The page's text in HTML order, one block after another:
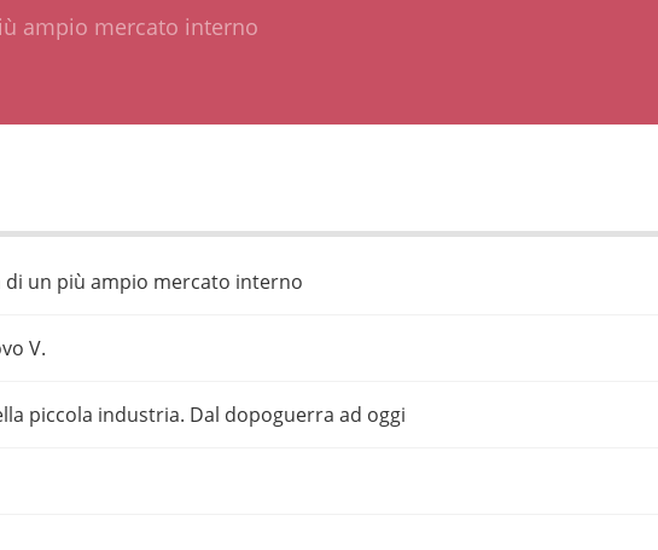
ampio mercato interno
di un più ampio mercato interno
V.
piccola industria. Dal dopoguerra ad oggi